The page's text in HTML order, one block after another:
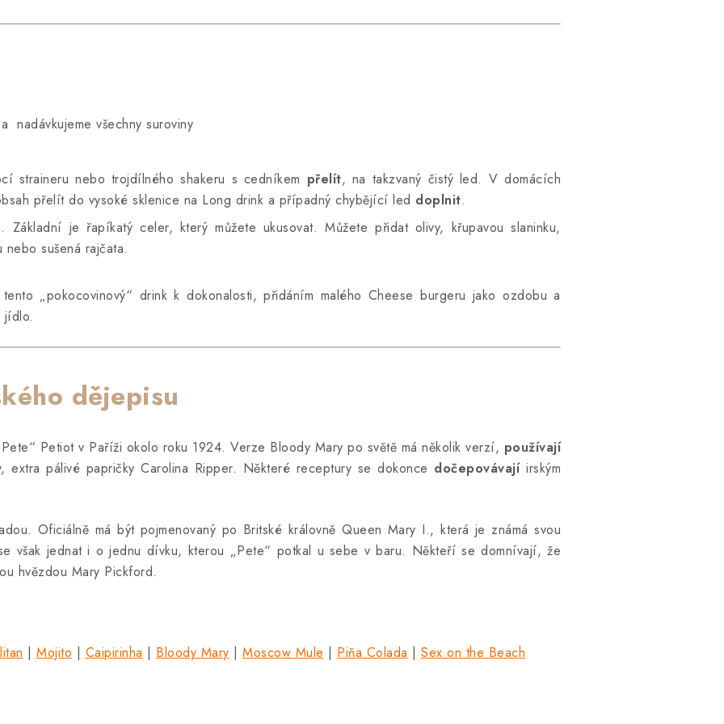
všechny suroviny
straineru nebo trojdílného shakeru s cedníkem přelít, na takzvaný čistý led. V domácích
přelít do vysoké sklenice na Long drink a případný chybějící led doplnit.
je řapíkatý celer, který můžete ukusovat. Můžete přidat olivy, křupavou slaninku,
nebo sušená rajčata.
„pokocovinový“ drink k dokonalosti, přidáním malého Cheese burgeru jako ozdobu a
jídlo.
dějepisu
Petiot v Paříži okolo roku 1924. Verze Bloody Mary po světě má několik verzí, používají
extra pálivé papričky Carolina Ripper. Některé receptury se dokonce dočepovávajíirským
Oficiálně má být pojmenovaný po Britské královně Queen Mary I., která je známá svou
však jednat i o jednu dívku, kterou „Pete“ potkal u sebe v baru. Někteří se domnívají, že
hvězdou Mary Pickford.
| Mojito | Caipirinha | Bloody Mary | Moscow Mule | Piňa Colada | Sex on the Beach